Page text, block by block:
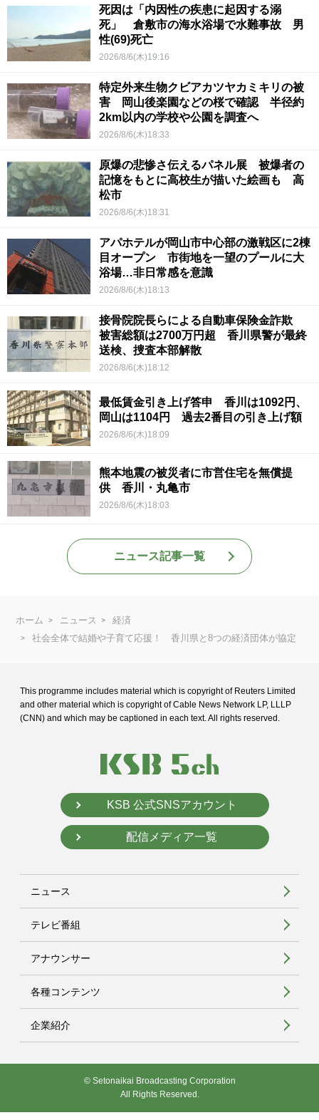
死因は「内因性の疾患に起因する溺
死」 倉敷市の海水浴場で水難事故 男
性(69)死亡
2026/8/6(木)19:16
特定外来生物クビアカツヤカミキリの被
害 岡山後楽園などの桜で確認 半径約
2km以内の学校や公園を調査へ
2026/8/6(木)18:33
原爆の悲惨さ伝えるパネル展 被爆者の
記憶をもとに高校生が描いた絵画も 高
松市
2026/8/6(木)18:31
アパホテルが岡山市中心部の激戦区に2棟
目オープン 市街地を一望のプールに大
浴場…非日常感を意識
2026/8/6(木)18:13
接骨院院長らによる自動車保険金詐欺
被害総額は2700万円超 香川県警が最終
送検、捜査本部解散
2026/8/6(木)18:12
最低賃金引き上げ答申 香川は1092円、
岡山は1104円 過去2番目の引き上げ額
2026/8/6(木)18:09
熊本地震の被災者に市営住宅を無償提
供 香川・丸亀市
2026/8/6(木)18:03
ニュース記事一覧
ホーム ニュース
経済
社会全体で結婚や子育て応援！ 香川県と8つの経済団体が協定
This programme includes material which is copyright of Reuters Limited
and other material which is copyright of Cable News Network LP, LLLP
(CNN) and which may be captioned in each text. All rights reserved.
KSB 公式SNSアカウント
配信メディア一覧
ニュース
テレビ番組
アナウンサー
各種コンテンツ
企業紹介
© Setonaikai Broadcasting Corporation
All Rights Reserved.